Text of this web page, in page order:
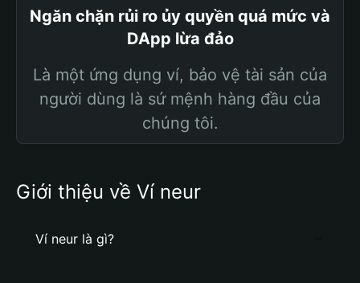
Ngăn chặn rủi ro ủy quyền quá mức và
DApp lừa đảo
Là một ứng dụng ví, bảo vệ tài sản của
người dùng là sứ mệnh hàng đầu của
chúng tôi.
Giới thiệu về Ví neur
Ví neur là gì?